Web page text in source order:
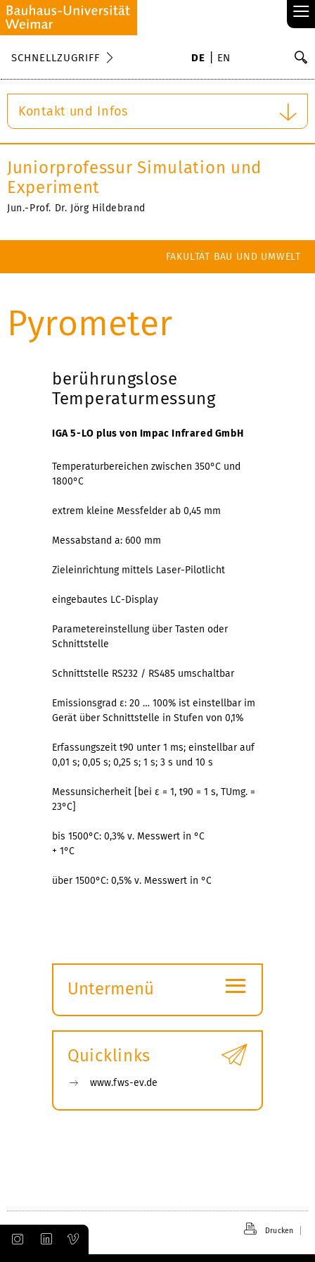
≡
SCHNELLZUGRIFF DE EN
Kontakt und Infos
Juniorprofessur Simulation und
Experiment
Jun.-Prof. Dr. Jörg Hildebrand
FAKULTÄT BAU UND UMWELT
Pyrometer
berührungslose
Temperaturmessung
IGA 5-LO plus von Impac Infrared GmbH
Temperaturbereichen zwischen 350°C und
1800°C
extrem kleine Messfelder ab 0,45 mm
Messabstand a: 600 mm
Zieleinrichtung mittels Laser-Pilotlicht
eingebautes LC-Display
Parametereinstellung über Tasten oder
Schnittstelle
Schnittstelle RS232 / RS485 umschaltbar
Emissionsgrad ε: 20 … 100% ist einstellbar im
Gerät über Schnittstelle in Stufen von 0,1%
Erfassungszeit t90 unter 1 ms; einstellbar auf
0,01 s; 0,05 s; 0,25 s; 1 s; 3 s und 10 s
Messunsicherheit [bei ε = 1, t90 = 1 s, TUmg. =
23°C]
bis 1500°C: 0,3% v. Messwert in °C
+ 1°C
über 1500°C: 0,5% v. Messwert in °C
Untermenü
öffnen
≡
Quicklinks
www.fws-ev.de
Drucken